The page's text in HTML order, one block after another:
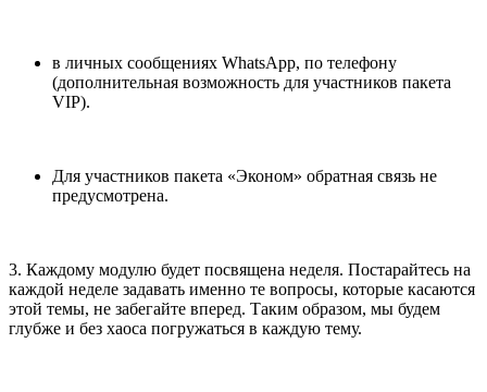
в личных сообщениях WhatsApp, по телефону
(дополнительная возможность для участников пакета
VIP).
Для участников пакета «Эконом» обратная связь не
предусмотрена.
3. Каждому модулю будет посвящена неделя. Постарайтесь на
каждой неделе задавать именно те вопросы, которые касаются
этой темы, не забегайте вперед. Таким образом, мы будем
глубже и без хаоса погружаться в каждую тему.